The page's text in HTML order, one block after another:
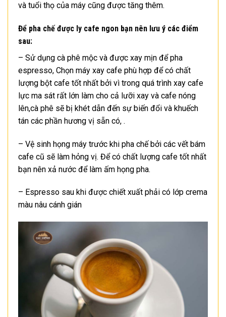
và tuổi thọ của máy cũng được tăng thêm.
Để pha chế được ly cafe ngon bạn nên lưu ý các điểm
sau:
– Sử dụng cà phê mộc và được xay mịn để pha
espresso, Chọn máy xay cafe phù hợp để có chất
lượng bột cafe tốt nhất bởi vì trong quá trình xay cafe
lực ma sát rất lớn làm cho cả lưỡi xay và cafe nóng
lên,cà phê sẽ bị khét dẫn đến sự biến đổi và khuếch
tán các phần hương vị sẵn có, .
– Vệ sinh họng máy trước khi pha chế bởi các vết bám
cafe cũ sẽ làm hỏng vị. Để có chất lượng cafe tốt nhất
bạn nên xả nước để làm ấm họng pha.
– Espresso sau khi được chiết xuất phải có lớp crema
màu nâu cánh gián